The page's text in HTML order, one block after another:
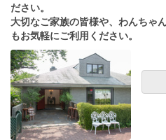
ださい。
大切なご家族の皆様や、わんちゃ
もお気軽にご利用ください。